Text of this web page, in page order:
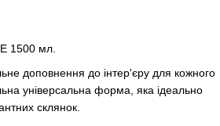
1500 мл.
доповнення до інтер'єру для кожного
універсальна форма, яка ідеально
склянок.